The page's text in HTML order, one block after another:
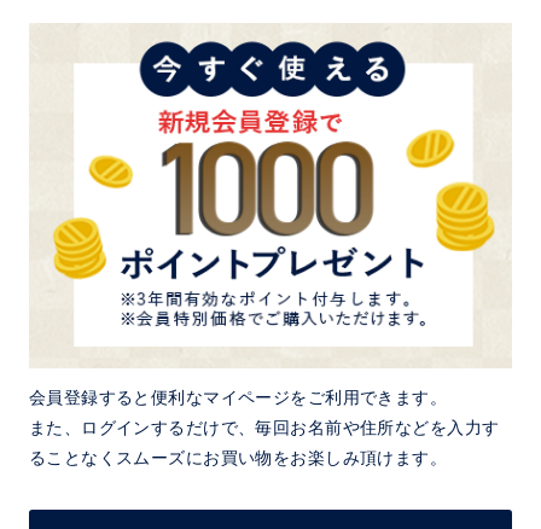
会員登録すると便利なマイページをご利用できます。
また、ログインするだけで、毎回お名前や住所などを入力す
ることなくスムーズにお買い物をお楽しみ頂けます。